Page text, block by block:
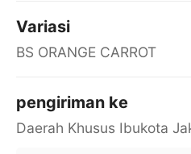
Variasi
BS ORANGE CARROT
pengiriman ke